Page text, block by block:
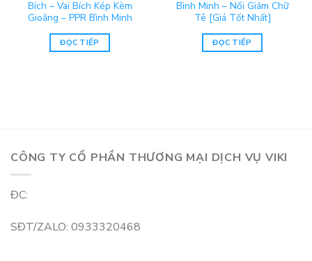
Bích – Vai Bích Kép Kèm
Gioăng – PPR Bình Minh
ĐỌC TIẾP
Bình Minh – Nối Giảm Chữ
Tê [Giá Tốt Nhất]
ĐỌC TIẾP
CÔNG TY CỔ PHẦN THƯƠNG MẠI DỊCH VỤ VIKI
ĐC:
SĐT/ZALO: 0933320468